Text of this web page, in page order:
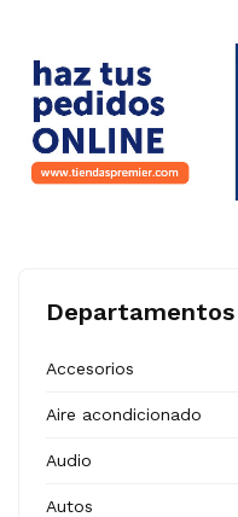
Departamentos
Accesorios
Aire acondicionado
Audio
Autos